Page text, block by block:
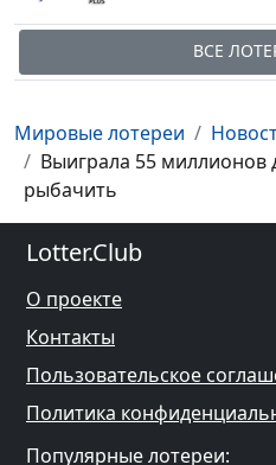
ВСЕ
Мировые лотереи
Выиграла 55 миллионов
рыбачить
Lotter.Club
О проекте
Контакты
Пользовательское
Политика
Популярные лотереи: